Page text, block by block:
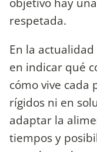
respetada.
En la
en indicar qué
cómo vive cada
rígidos ni en
adaptar la
tiempos y